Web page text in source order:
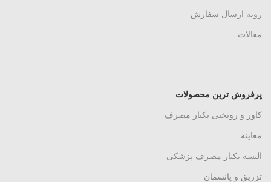
رویه ارسال سفارش
مقالات
پرفروش ترین محصولات
کاور و روتختی یکبار مصرف
معاینه
البسه یکبار مصرف پزشکی
تزریق و پانسمان